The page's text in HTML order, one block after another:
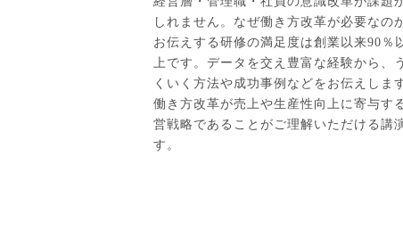
しれません。なぜ働き方改革が必要なの
お伝えする研修の満足度は創業以来90％
上です。データを交え豊富な経験から、
くいく方法や成功事例などをお伝えしま
働き方改革が売上や生産性向上に寄与す
営戦略であることがご理解いただける講
す。